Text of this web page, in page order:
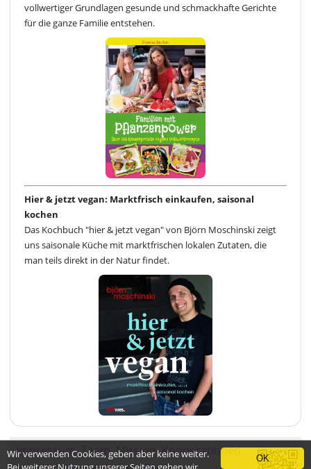
vollwertiger Grundlagen gesunde und schmackhafte Gerichte
für die ganze Familie entstehen.
Hier & jetzt vegan: Marktfrisch einkaufen, saisonal
kochen
Das Kochbuch "hier & jetzt vegan" von Björn Moschinski zeigt
uns saisonale Küche mit marktfrischen lokalen Zutaten, die
man teils direkt in der Natur findet.
ImpressumTeamMissionKooperationen
OK
Wir verwenden Cookies, geben aber keine weiter.